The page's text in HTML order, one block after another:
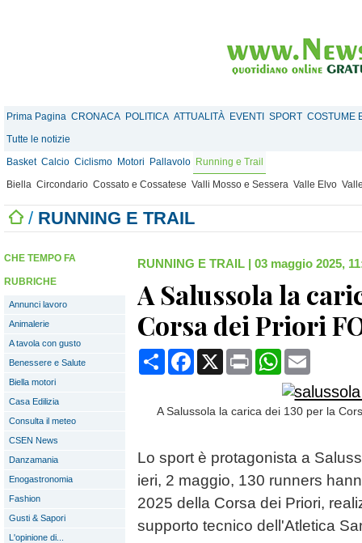
Prima Pagina CRONACA POLITICA ATTUALITÀ EVENTI SPORT COSTUME
Tutte le notizie
Basket Calcio Ciclismo Motori Pallavolo Running e Trail
Biella Circondario Cossato e Cossatese Valli Mosso e Sessera Valle Elvo
/ RUNNING E TRAIL
CHE TEMPO FA
RUBRICHE
Annunci lavoro
Animalerie
A tavola con gusto
Benessere e Salute
Biella motori
Casa Edilizia
Consulta il meteo
CSEN News
Danzamania
Enogastronomia
Fashion
Gusti & Sapori
L'opinione di...
RUNNING E TRAIL | 03 maggio 2025,
A Salussola la
Corsa dei Priori
CondividiFacebook
X Print WhatsApp
A Salussola la carica dei 130 per la
Lo sport è protagonista a
ieri, 2 maggio, 130 runners
2025 della Corsa dei Priori,
supporto tecnico dell'Atletica